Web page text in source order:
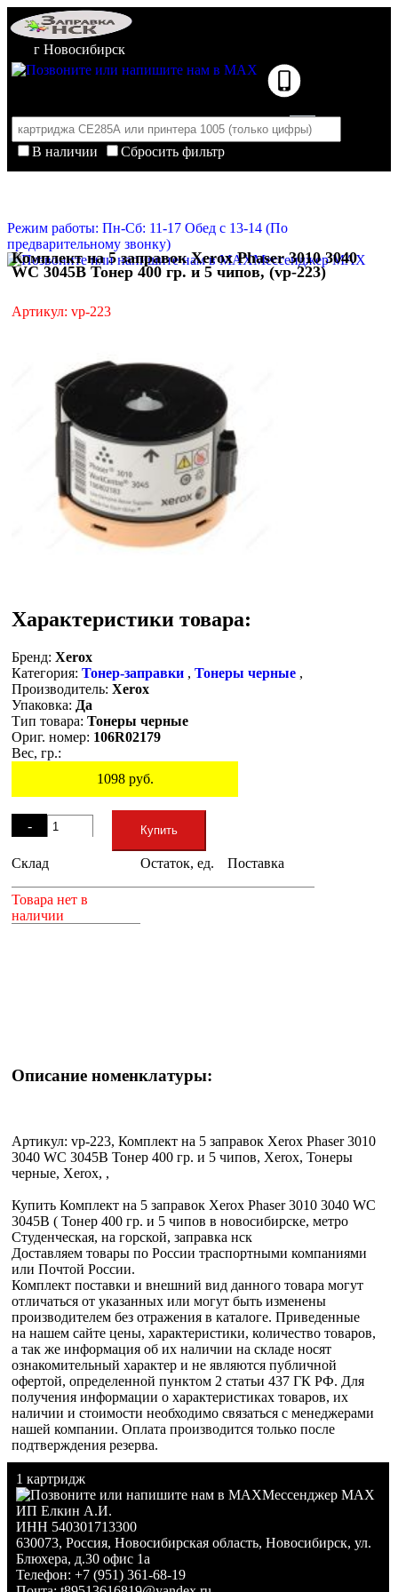
г Новосибирск
В наличии
Сбросить фильтр
Корзина пуста
Режим работы: Пн-Сб: 11-17 Обед с 13-14 (По
предварительному звонку)
Мессенджер MAX
Комплект на 5 заправок Xerox Phaser 3010 3040
WC 3045B Тонер 400 гр. и 5 чипов, (vp-223)
Артикул: vp-223
Характеристики товара:
Бренд: Xerox
Категория: Тонер-заправки , Тонеры черные ,
Производитель: Xerox
Упаковка: Да
Тип товара: Тонеры черные
Ориг. номер: 106R02179
Вес, гр.:
1098руб.
-
+
Купить
Склад Остаток, ед. Поставка
Товара нет в
наличии
Описание номенклатуры:
Артикул: vp-223, Комплект на 5 заправок Xerox Phaser 3010
3040 WC 3045B Тонер 400 гр. и 5 чипов, Xerox, Тонеры
черные, Xerox, ,
Купить Комплект на 5 заправок Xerox Phaser 3010 3040 WC
3045B ( Тонер 400 гр. и 5 чипов в новосибирске, метро
Студенческая, на горской, заправка нск
Доставляем товары по России траспортными компаниями
или Почтой России.
Комплект поставки и внешний вид данного товара могут
отличаться от указанных или могут быть изменены
производителем без отражения в каталоге. Приведенные
на нашем сайте цены, характеристики, количество товаров,
а так же информация об их наличии на складе носят
ознакомительный характер и не являются публичной
офертой, определенной пунктом 2 статьи 437 ГК РФ. Для
получения информации о характеристиках товаров, их
наличии и стоимости необходимо связаться с менеджерами
нашей компании. Оплата производится только после
подтверждения резерва.
1 картридж
Мессенджер MAX
ИП Елкин А.И.
ИНН 540301713300
630073, Россия, Новосибирская область, Новосибирск, ул.
Блюхера, д.30 офис 1а
Телефон: +7 (951) 361-68-19